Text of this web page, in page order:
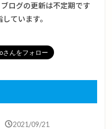
ログの更新は不定期です
ています。
2021/09/21